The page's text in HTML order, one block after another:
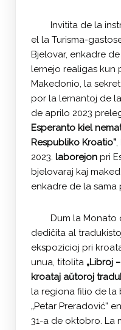
Invitita de la
el la Turisma-
Bjelovar, enkadre
lernejo realigas kun
Makedonio, la
por la lernantoj de
de aprilo 2023
Esperanto kiel
Respubliko Kroatio”,
2023. laborejon pri
bjelovaraj kaj
enkadre de la sama
Dum la Monato
dediĉita al
ekspozicioj pri
unua, titolita „Libroj
kroataj aŭtoroj
la regiona filio de la
„Petar Preradović”
31-a de oktobro. La